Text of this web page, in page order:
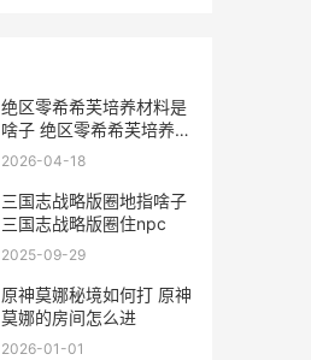
绝区零希希芙培养材料是
啥子 绝区零希希芙培养攻
略
2026-04-18
三国志战略版圈地指啥子
三国志战略版圈住npc
2025-09-29
原神莫娜秘境如何打 原神
莫娜的房间怎么进
2026-01-01